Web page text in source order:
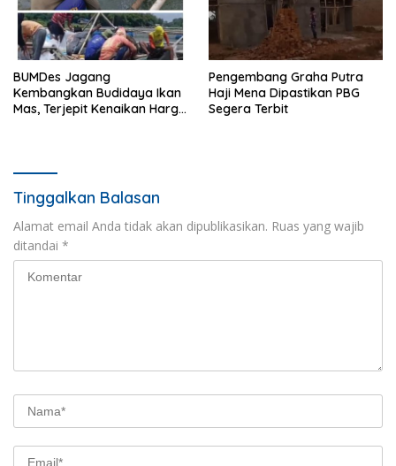
BUMDes Jagang
Kembangkan Budidaya Ikan
Mas, Terjepit Kenaikan Harga
Pengembang Graha Putra
Haji Mena Dipastikan PBG
Segera Terbit
Tinggalkan Balasan
Alamat email Anda tidak akan dipublikasikan. Ruas yang wajib
ditandai *